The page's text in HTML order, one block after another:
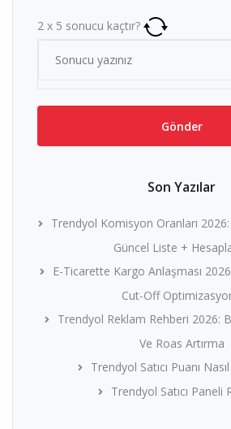
2 x 5 sonucu kaçtır?
Son Yazılar
Trendyol Komisyon Oranları
Güncel Liste +
E-Ticarette Kargo Anlaşması
Cut-Off
Trendyol Reklam Rehberi 2026:
Ve Roas Artırma
Trendyol Satıcı Puanı
Trendyol Satıcı Paneli